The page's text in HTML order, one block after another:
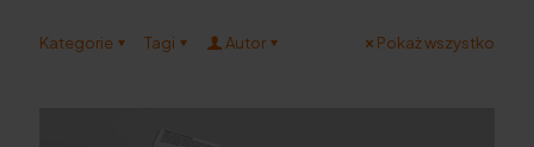
Kategorie Tagi Autor Pokaż wszystko